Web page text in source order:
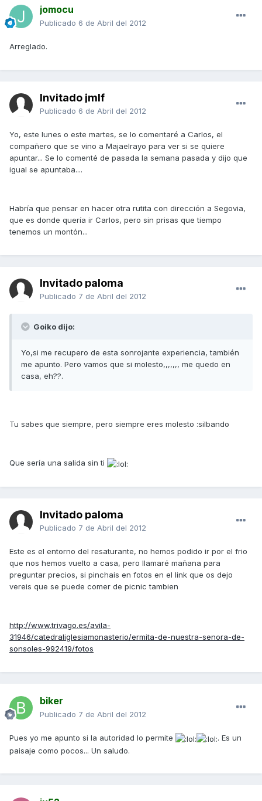
jomocu
Publicado 6 de Abril del 2012
Arreglado.
Invitado jmlf
Publicado 6 de Abril del 2012
Yo, este lunes o este martes, se lo comentaré a Carlos, el
compañero que se vino a Majaelrayo para ver si se quiere
apuntar... Se lo comenté de pasada la semana pasada y dijo que
igual se apuntaba....
Habría que pensar en hacer otra rutita con dirección a Segovia,
que es donde quería ir Carlos, pero sin prisas que tiempo
tenemos un montón...
Invitado paloma
Publicado 7 de Abril del 2012
Goiko dijo:
Yo,si me recupero de esta sonrojante experiencia, también
me apunto. Pero vamos que si molesto,,,,,,, me quedo en
casa, eh??.
Tu sabes que siempre, pero siempre eres molesto :silbando
Que sería una salida sin ti
Invitado paloma
Publicado 7 de Abril del 2012
Este es el entorno del resaturante, no hemos podido ir por el frio
que nos hemos vuelto a casa, pero llamaré mañana para
preguntar precios, si pinchais en fotos en el link que os dejo
vereis que se puede comer de picnic tambien
http://www.trivago.es/avila-
31946/catedraliglesiamonasterio/ermita-de-nuestra-senora-de-
sonsoles-992419/fotos
biker
Publicado 7 de Abril del 2012
Pues yo me apunto si la autoridad lo permite
. Es un
paisaje como pocos... Un saludo.